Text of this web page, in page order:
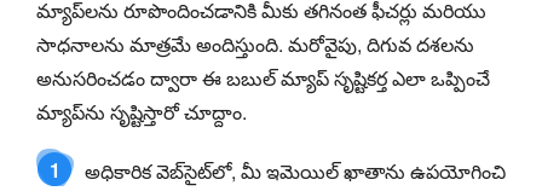
మ్యాప్‌లను రూపొందించడానికి మీకు తగినంత ఫీచర్లు మరియు
సాధనాలను మాత్రమే అందిస్తుంది. మరోవైపు, దిగువ దశలను
అనుసరించడం ద్వారా ఈ బబుల్ మ్యాప్ సృష్టికర్త ఎలా ఒప్పించే
మ్యాప్‌ను సృష్టిస్తారో చూద్దాం.
1
అధికారిక వెబ్‌సైట్‌లో, మీ ఇమెయిల్ ఖాతాను ఉపయోగించి